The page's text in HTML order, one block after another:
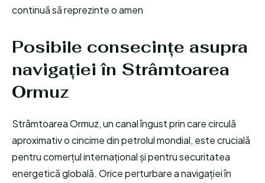
continuă să reprezinte o amen
Posibile consecințe asupra
navigației în Strâmtoarea
Ormuz
Strâmtoarea Ormuz, un canal îngust prin care circulă
aproximativ o cincime din petrolul mondial, este crucială
pentru comerțul internațional și pentru securitatea
energetică globală. Orice perturbare a navigației în